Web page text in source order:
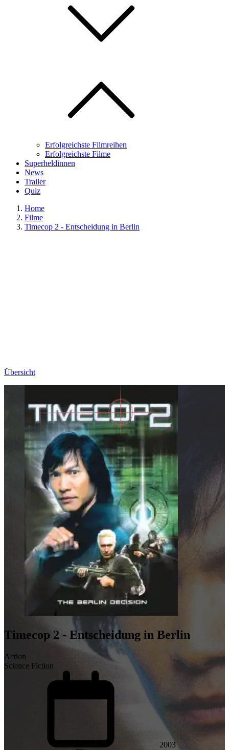
Erfolgreichste Filmreihen
Erfolgreichste Filme
Superheldinnen
News
Trailer
Quiz
Home
Filme
Timecop 2 - Entscheidung in Berlin
Übersicht
Timecop 2 - Entscheidung in Berlin
Action
Science Fiction
2003